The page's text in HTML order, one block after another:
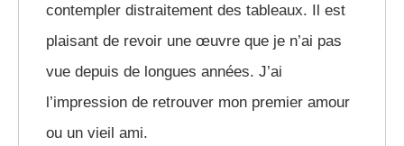
contempler distraitement des tableaux. Il est
plaisant de revoir une œuvre que je n’ai pas
vue depuis de longues années. J’ai
l’impression de retrouver mon premier amour
ou un vieil ami.